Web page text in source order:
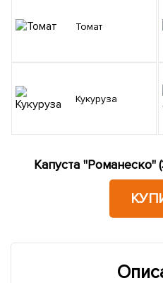
Томат
Кукуруза
Капуста "Романеско"